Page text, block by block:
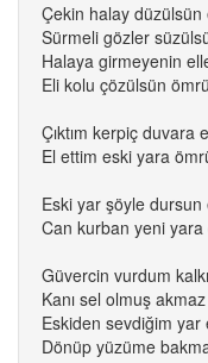
Çekin halay düzülsün
Sürmeli gözler
Halaya girmeyenin
Eli kolu çözülsün
Çıktım kerpiç duvara
El ettim eski yara
Eski yar şöyle
Can kurban yeni
Güvercin vurdum
Kanı sel olmuş
Eskiden sevdiğim yar
Dönüp yüzüme